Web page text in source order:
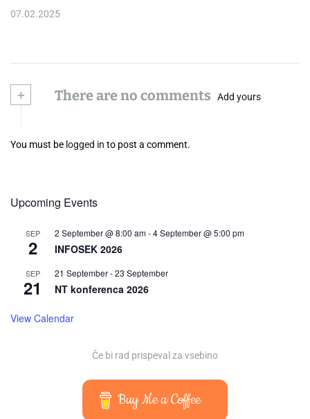
07.02.2025
+ There are no comments Add yours
You must be logged in to post a comment.
Upcoming Events
SEP
2
2 September @ 8:00 am-4 September @ 5:00 pm
INFOSEK 2026
SEP
21
21 September-23 September
NT konferenca 2026
View Calendar
Če bi rad prispeval za vsebino
Buy Me a Coffee